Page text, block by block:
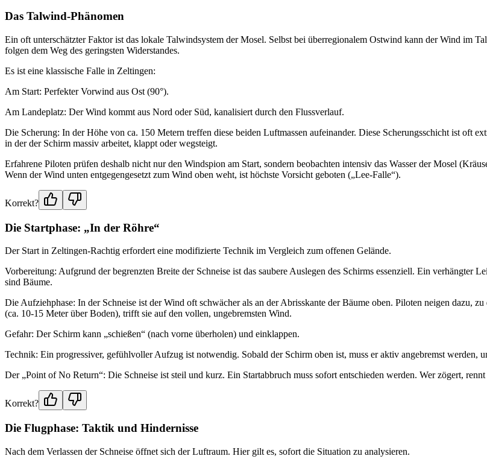
Das Talwind-Phänomen
Ein oft unterschätzter Faktor ist das lokale Talwindsystem der Mosel. Selbst bei überregionalem Ostwind kann der Wind im
folgen dem Weg des geringsten Widerstandes.
Es ist eine klassische Falle in Zeltingen:
Am Start: Perfekter Vorwind aus Ost (90°).
Am Landeplatz: Der Wind kommt aus Nord oder Süd, kanalisiert durch den Flussverlauf.
Die Scherung: In der Höhe von ca. 150 Metern treffen diese beiden Luftmassen aufeinander. Diese Scherungsschicht ist oft
in der der Schirm massiv arbeitet, klappt oder wegsteigt.
Erfahrene Piloten prüfen deshalb nicht nur den Windspion am Start, sondern beobachten intensiv das Wasser der Mosel
Wenn der Wind unten entgegengesetzt zum Wind oben weht, ist höchste Vorsicht geboten („Lee-Falle“).
Korrekt?
Die Startphase: „In der Röhre“
Der Start in Zeltingen-Rachtig erfordert eine modifizierte Technik im Vergleich zum offenen Gelände.
Vorbereitung: Aufgrund der begrenzten Breite der Schneise ist das saubere Auslegen des Schirms essenziell. Ein verhängter
sind Bäume.
Die Aufziehphase: In der Schneise ist der Wind oft schwächer als an der Abrisskante der Bäume oben. Piloten neigen dazu,
(ca. 10-15 Meter über Boden), trifft sie auf den vollen, ungebremsten Wind.
Gefahr: Der Schirm kann „schießen“ (nach vorne überholen) und einklappen.
Technik: Ein progressiver, gefühlvoller Aufzug ist notwendig. Sobald der Schirm oben ist, muss er aktiv angebremst werden,
Der „Point of No Return“: Die Schneise ist steil und kurz. Ein Startabbruch muss sofort entschieden werden. Wer zögert,
Korrekt?
Die Flugphase: Taktik und Hindernisse
Nach dem Verlassen der Schneise öffnet sich der Luftraum. Hier gilt es, sofort die Situation zu analysieren.